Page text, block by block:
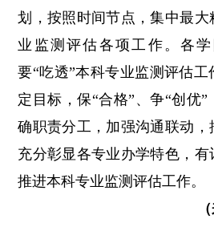
划，按照时间节点，集中最
业监测评估各项工作。各
要“吃透”本科专业监测评估
定目标，保“合格”、争“创优
确职责分工，加强沟通联动，
充分彰显各专业办学特色，有
推进本科专业监测评估工作。